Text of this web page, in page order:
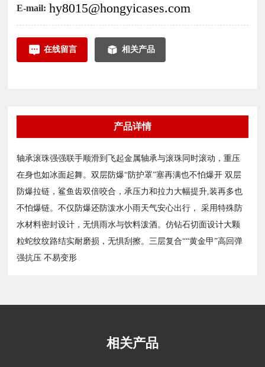
E-mail: hy8015@hongyicases.com
在线留言 相关产品
产品详情
轴承滚珠强强联手顺滑到飞起金属轴承与滚珠同时滚动，重压
在身也如冰面起舞。双层防爆“防护罩”塞再满也不怕爆开 双层
防爆拉链，鲨鱼齿双倍咬合，承压力和拉力大幅提升,装再多也
不怕爆链。不仅防爆还防泼水小雨天气安心出行， 采用特殊防
水材料密封设计，无惧雨水与饮料泼酒。仿钻石切面设计大颗
粒蛇纹纹路结实耐磨损，无惧刮擦。三层复合““黄金甲”高回弹
强抗压 不易变形
相关产品